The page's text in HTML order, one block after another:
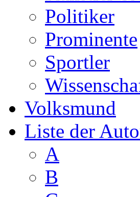
Politiker
Prominente
Sportler
Volksmund
Liste der
A
B